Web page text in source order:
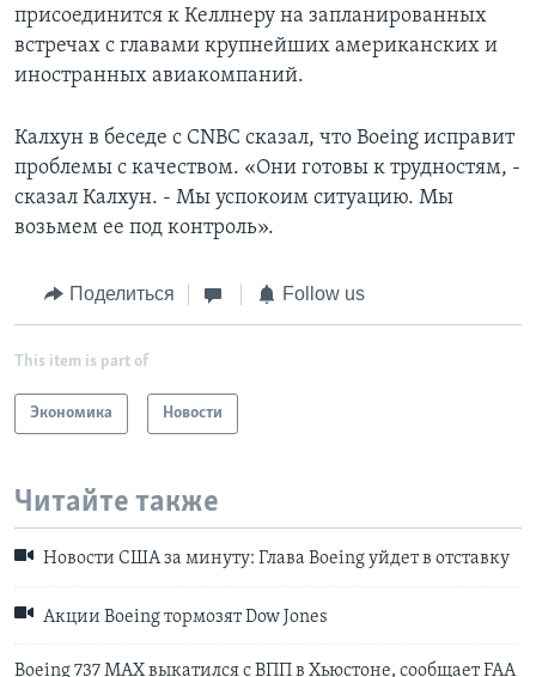
присоединится к Келлнеру на запланированных
встречах с главами крупнейших американских и
иностранных авиакомпаний.
Калхун в беседе с CNBC сказал, что Boeing исправит
проблемы с качеством. «Они готовы к трудностям, -
сказал Калхун. - Мы успокоим ситуацию. Мы
возьмем ее под контроль».
Поделиться Follow us
This item is part of
Экономика Новости
Читайте также
Новости США за минуту: Глава Boeing уйдет в отставку
Акции Boeing тормозят Dow Jones
Boeing 737 MAX выкатился с ВПП в Хьюстоне, сообщает FAA